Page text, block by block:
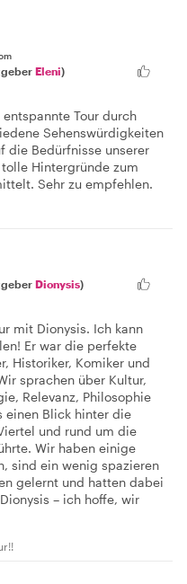
Eleni)
Tour durch
Sehenswürdigkeiten
die Bedürfnisse unserer
Hintergründe zum
Sehr zu empfehlen.
Dionysis)
mit Dionysis. Ich kann
Er war die perfekte
Historiker, Komiker und
sprachen über Kultur,
Relevanz, Philosophie
einen Blick hinter die
und rund um die
Wir haben einige
sind ein wenig spazieren
gelernt und hatten dabei
– ich hoffe, wir